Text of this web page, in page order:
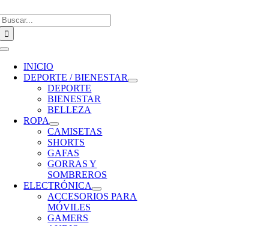
Toggle
Navigation
INICIO
DEPORTE / BIENESTAR
DEPORTE
BIENESTAR
BELLEZA
ROPA
CAMISETAS
SHORTS
GAFAS
GORRAS Y
SOMBREROS
ELECTRÓNICA
ACCESORIOS PARA
MÓVILES
GAMERS